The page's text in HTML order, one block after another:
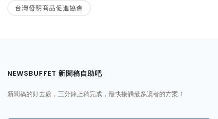
台灣發明商品促進協會
NEWSBUFFET 新聞稿自助吧
新聞稿的好去處，三分鐘上稿完成，最快接觸最多讀者的方案！